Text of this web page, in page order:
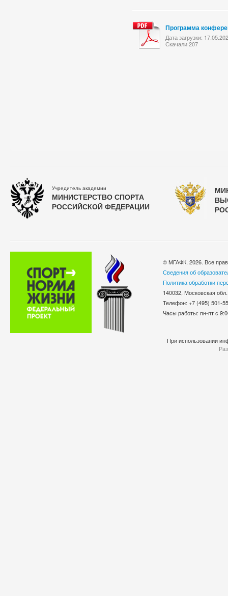
Программа
Дата загрузки:
Скачали 207
Учредитель академии
МИНИСТЕРСТВО СПОРТА
РОССИЙСКОЙ ФЕДЕРАЦИИ
© МГАФК, 2026. Все
Сведения об
Политика обработки
140032, Московская
Телефон: +7 (495)
Часы работы: пн-пт с
При использовании